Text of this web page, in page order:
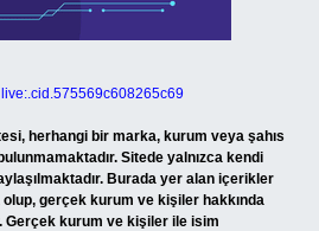
herhangi bir marka, kurum veya şahıs
Sitede yalnızca kendi
Burada yer alan içerikler
gerçek kurum ve kişiler hakkında
Gerçek kurum ve kişiler ile isim